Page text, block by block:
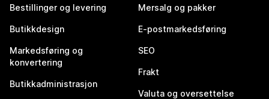
Bestillinger og levering
Butikkdesign
Markedsføring og
konvertering
Butikkadministrasjon
Mersalg og pakker
E-postmarkedsføring
SEO
Frakt
Valuta og oversettelse